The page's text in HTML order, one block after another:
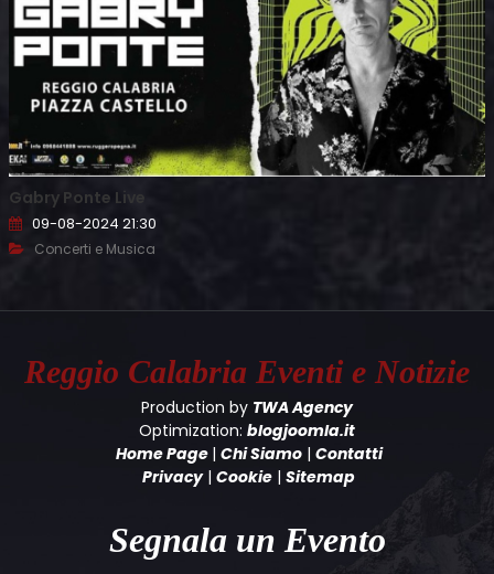
Gabry Ponte Live
09-08-2024 21:30
Concerti e Musica
Reggio Calabria Eventi e Notizie
Production by TWA Agency
Optimization: blogjoomla.it
Home Page | Chi Siamo| Contatti
Privacy| Cookie | Sitemap
Segnala un Evento